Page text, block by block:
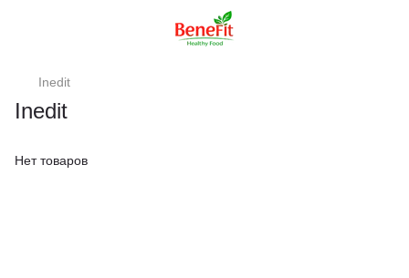
Inedit
Inedit
Нет товаров